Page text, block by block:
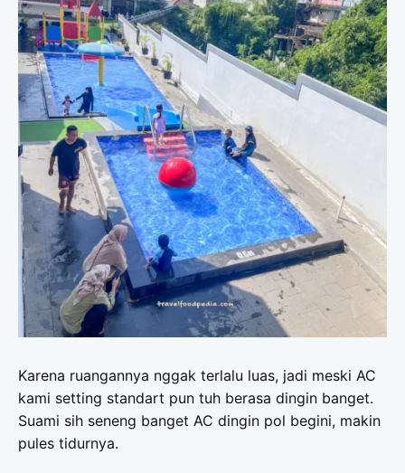
Karena ruangannya nggak terlalu luas, jadi meski AC
kami setting standart pun tuh berasa dingin banget.
Suami sih seneng banget AC dingin pol begini, makin
pules tidurnya.